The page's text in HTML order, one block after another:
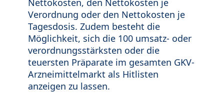
Verordnung oder den Nettokosten je
Tagesdosis. Zudem besteht die
Möglichkeit, sich die 100 umsatz- oder
verordnungsstärksten oder die
teuersten Präparate im gesamten GKV-
Arzneimittelmarkt als Hitlisten
anzeigen zu lassen.